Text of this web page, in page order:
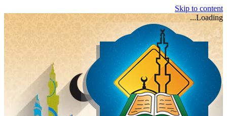
Skip to content
Loading...